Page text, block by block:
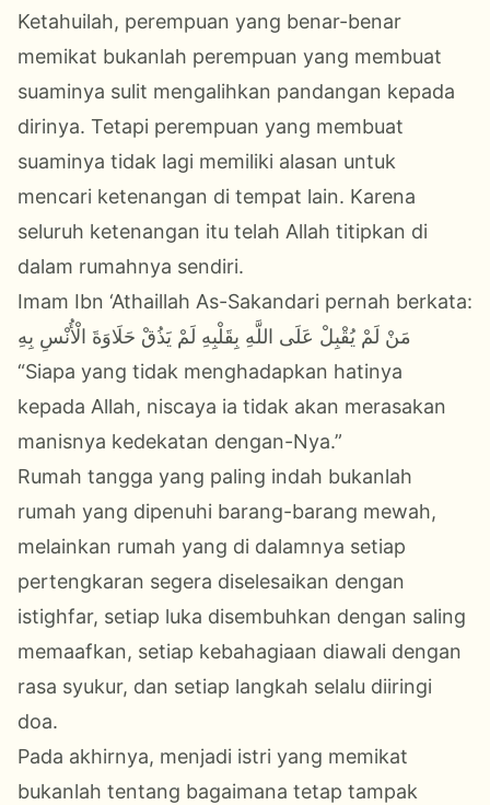
Ketahuilah, perempuan yang benar-benar
memikat bukanlah perempuan yang membuat
suaminya sulit mengalihkan pandangan kepada
dirinya. Tetapi perempuan yang membuat
suaminya tidak lagi memiliki alasan untuk
mencari ketenangan di tempat lain. Karena
seluruh ketenangan itu telah Allah titipkan di
dalam rumahnya sendiri.
Imam Ibn ‘Athaillah As-Sakandari pernah berkata:
مَنْ لَمْ يُقْبِلْ عَلَى اللَّهِ بِقَلْبِهِ لَمْ يَذُقْ حَلَاوَةَ الْأُنْسِ بِهِ
“Siapa yang tidak menghadapkan hatinya
kepada Allah, niscaya ia tidak akan merasakan
manisnya kedekatan dengan-Nya.”
Rumah tangga yang paling indah bukanlah
rumah yang dipenuhi barang-barang mewah,
melainkan rumah yang di dalamnya setiap
pertengkaran segera diselesaikan dengan
istighfar, setiap luka disembuhkan dengan saling
memaafkan, setiap kebahagiaan diawali dengan
rasa syukur, dan setiap langkah selalu diiringi
doa.
Pada akhirnya, menjadi istri yang memikat
bukanlah tentang bagaimana tetap tampak